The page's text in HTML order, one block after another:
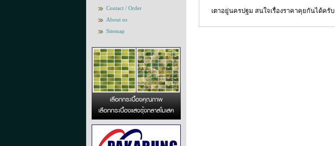
Contact / Order
About us
Sitemap
เตาอยู่นครปฐม สนใจเรื่องราคาคุยกันได้ครับ